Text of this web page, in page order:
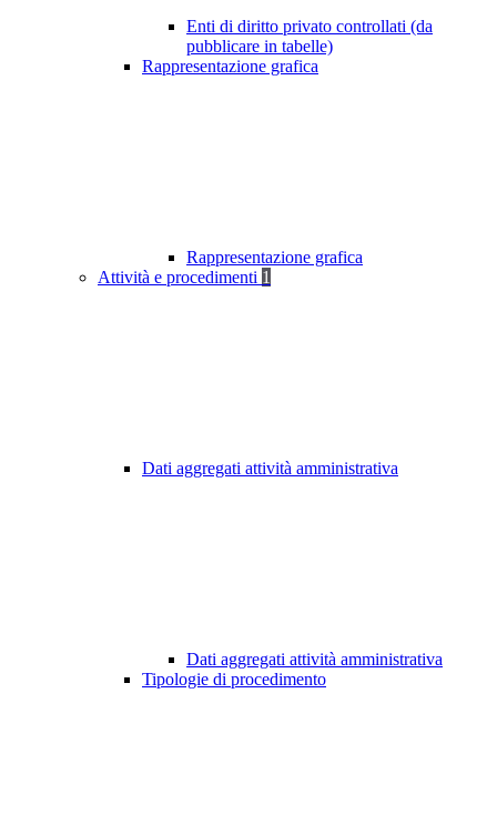
Enti di diritto privato controllati (da
pubblicare in tabelle)
Rappresentazione grafica
Rappresentazione grafica
Attività e procedimenti 1
Dati aggregati attività amministrativa
Dati aggregati attività amministrativa
Tipologie di procedimento